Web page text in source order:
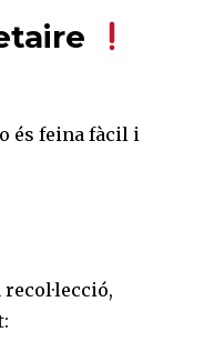
és feina fàcil i